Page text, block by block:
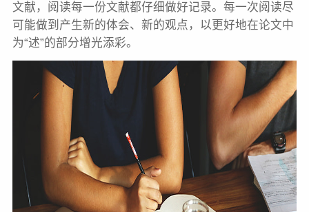
文献，阅读每一份文献都仔细做好记录。每一次阅读尽
可能做到产生新的体会、新的观点，以更好地在论文中
为“述”的部分增光添彩。